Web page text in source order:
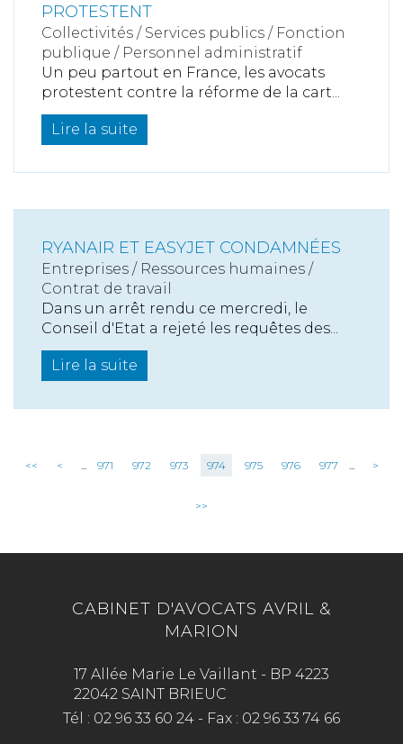
PROTESTENT
Collectivités / Services publics / Fonction
publique / Personnel administratif
Un peu partout en France, les avocats
protestent contre la réforme de la cart...
Lire la suite
RYANAIR ET EASYJET CONDAMNÉES
Entreprises / Ressources humaines /
Contrat de travail
Dans un arrêt rendu ce mercredi, le
Conseil d'Etat a rejeté les requêtes des...
Lire la suite
<< < ... 971 972 973 974 975 976 977 ... >
>>
CABINET D'AVOCATS AVRIL &
MARION
17 Allée Marie Le Vaillant - BP 4223
22042 SAINT BRIEUC
Tél : 02 96 33 60 24 - Fax : 02 96 33 74 66